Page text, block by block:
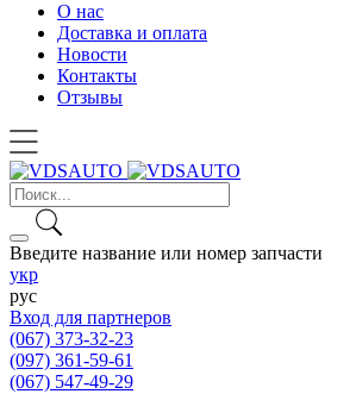
О нас
Доставка и оплата
Новости
Контакты
Отзывы
Введите название или номер запчасти
укр
рус
Вход для партнеров
(067) 373-32-23
(097) 361-59-61
(067) 547-49-29